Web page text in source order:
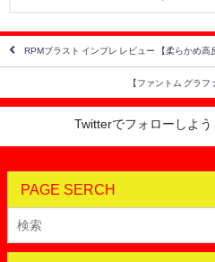
RPMブラスト インプレ レビュー 【柔らかめ高
【ファントム グラ
Twitterでフォローしよう
PAGE SERCH